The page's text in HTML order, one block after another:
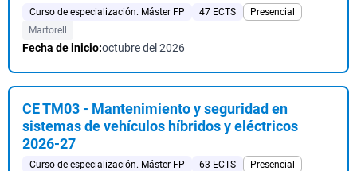
Curso de especialización. Máster FP 47 ECTS
Presencial
Martorell
Fecha de inicio:octubre del 2026
CE TM03 - Mantenimiento y seguridad en
sistemas de vehículos híbridos y eléctricos
2026-27
Curso de especialización. Máster FP 63 ECTS
Presencial